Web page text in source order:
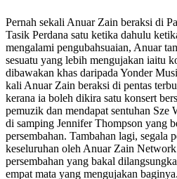
Pernah sekali Anuar Zain beraksi di
Tasik Perdana satu ketika dahulu
mengalami pengubahsuaian, Anuar
sesuatu yang lebih mengujakan iaitu
dibawakan khas daripada Yonder
kali Anuar Zain beraksi di pentas
kerana ia boleh dikira satu konsert
pemuzik dan mendapat sentuhan Sze
di samping Jennifer Thompson yang
persembahan. Tambahan lagi, segala
keseluruhan oleh Anuar Zain
persembahan yang bakal
empat mata yang mengujakan baginya.